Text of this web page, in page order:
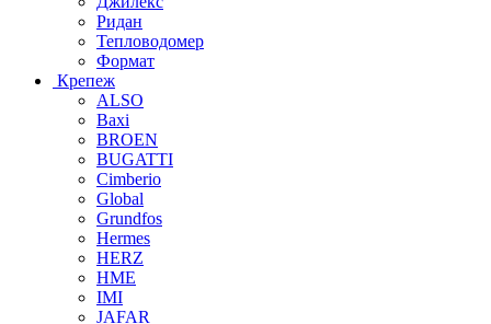
Ридан
Тепловодомер
Формат
Крепеж
ALSO
Baxi
BROEN
BUGATTI
Cimberio
Global
Grundfos
Hermes
HERZ
HME
IMI
JAFAR